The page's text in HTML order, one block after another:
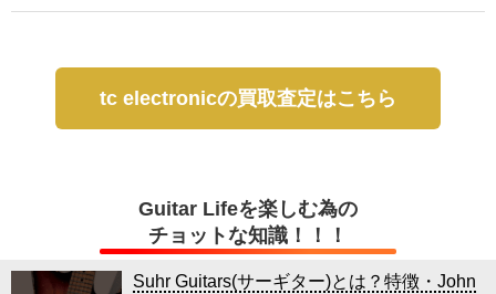
tc electronicの買取査定はこちら
Guitar Lifeを楽しむ為の
チョットな知識！！！
Suhr Guitars(サーギター)とは？特徴・John